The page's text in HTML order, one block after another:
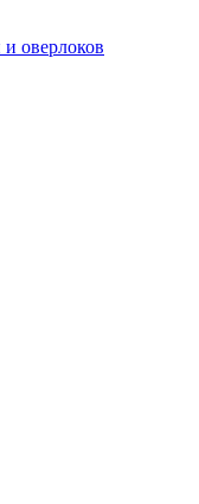
оверлоков